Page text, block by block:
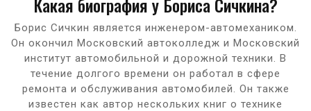
Борис Сичкин является инженером-автомехаником.
Он окончил Московский автоколледж и Московский
институт автомобильной и дорожной техники. В
течение долгого времени он работал в сфере
ремонта и обслуживания автомобилей. Он также
известен как автор нескольких книг о технике